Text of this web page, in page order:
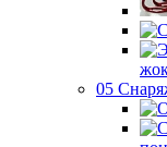
05